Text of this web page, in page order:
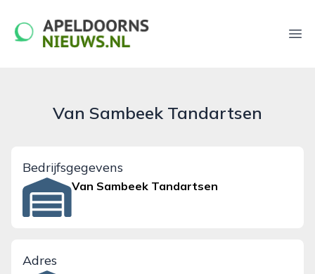
apeldoornsnieuws.nl
Van Sambeek Tandartsen
Bedrijfsgegevens
Van Sambeek Tandartsen
Adres